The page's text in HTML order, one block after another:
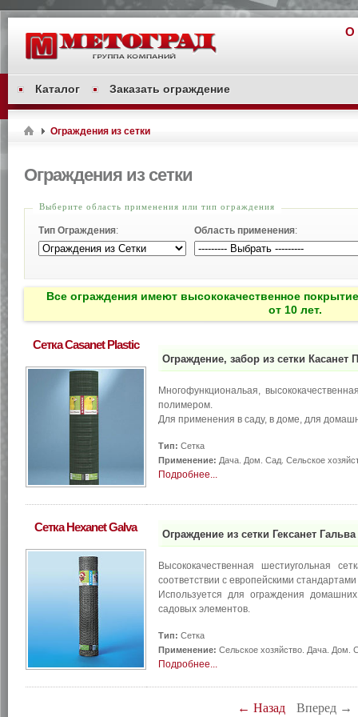
О
Каталог Заказать ограждение
Ограждения из сетки
Ограждения из сетки
Выберите область применения или тип ограждения
Тип Ограждения: Область применения:
Все ограждения имеют высококачественное
от 10 лет.
Сетка Casanet Plastic
Ограждение, забор из сетки Касанет
Многофункциональая,
полимером.
Для применения в саду, в доме, для
Тип: Сетка
Применение: Дача. Дом. Сад. Сельское
Подробнее...
Сетка Hexanet Galva
Ограждение из сетки Гексанет
Высококачественная шестиугольная
соответствии с европейскими
Используется для ограждения
садовых элементов.
Тип: Сетка
Применение: Сельское хозяйство. Дача. Дом.
Подробнее...
← Назад Вперед →